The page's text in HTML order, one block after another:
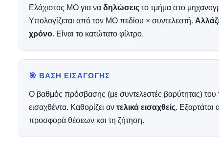
Ελάχιστος ΜΟ για να δηλώσειςτο τμήμα στο
Υπολογίζεται από τον ΜΟ πεδίου × συντελεστή.
χρόνο. Είναι το κατώτατο φίλτρο.
🎯 ΒΆΣΗ ΕΙΣΑΓΩΓΉΣ
Ο βαθμός πρόσβασης (με συντελεστές βαρύτητας) του
εισαχθέντα. Καθορίζει αν τελικά εισαχθείς. Εξαρτάται
προσφορά θέσεων και τη ζήτηση.